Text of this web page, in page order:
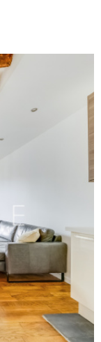
environnement
adresse idéale
ou un
quartiers les plus
2026. Les
Montorgueil 5ᵉ
fenêtre Forte
à proximité
ce bien est